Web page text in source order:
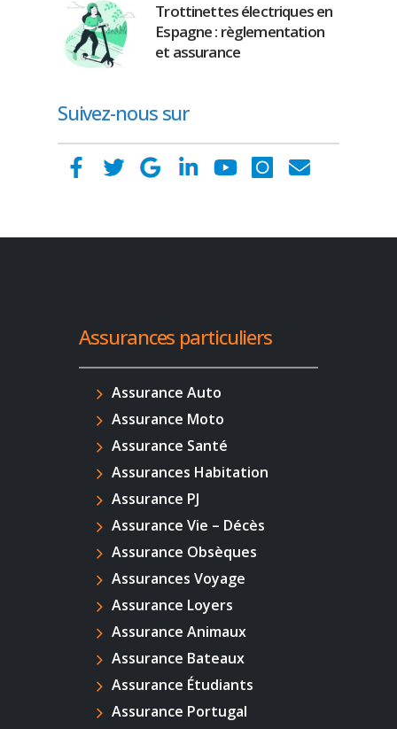
Trottinettes électriques en
Espagne : règlementation
et assurance
Suivez-nous sur
Assurances particuliers
Assurance Auto
Assurance Moto
Assurance Santé
Assurances Habitation
Assurance PJ
Assurance Vie – Décès
Assurance Obsèques
Assurances Voyage
Assurance Loyers
Assurance Animaux
Assurance Bateaux
Assurance Étudiants
Assurance Portugal